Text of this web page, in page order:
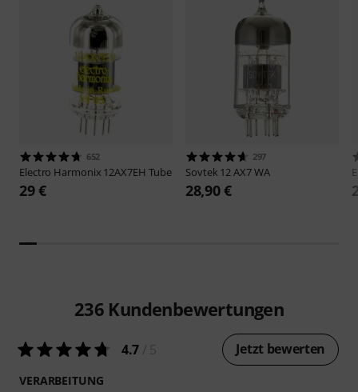
652
Electro Harmonix 12AX7EH Tube
29 €
297
Sovtek12 AX7 WA
28,90 €
236 Kundenbewertungen
4.7 Jetzt bewerten
VERARBEITUNG